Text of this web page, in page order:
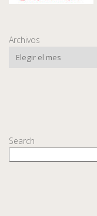
Archivos
Search